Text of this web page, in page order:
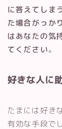
に答えてしま
た場合がっか
はあなたの気
てください。
好きな人に
たまには好き
有効な手段で